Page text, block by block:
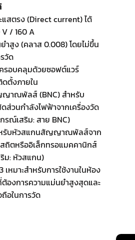
แสตรง (Direct current) ได้
/ 160 A
ำสูง (คลาส 0.008) โดยไม่ขึ้น
วัด
รอบคลุมด้วยซอฟต์แวร์
ดตั้งภายใน
าณพัลส์ (BNC) สำหรับ
วนกำลังไฟฟ้าจากเครื่องวัด
รณ์เสริม: สาย BNC)
รับหัวสแกนสัญญาณพัลส์จาก
ถิตหรืออิเล็กทรอแมคคานิกส์
ม: หัวสแกน)
เหมาะสำหรับการใช้งานในห้อง
องการความแม่นยำสูงสุดและ
อในการวัด